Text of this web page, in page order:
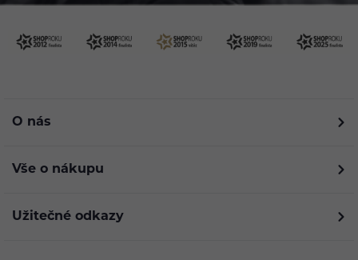
O nás
Vše o nákupu
Užitečné odkazy